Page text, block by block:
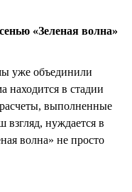
«Зеленая волна»
уже объединили
находится в стадии
выполненные
нуждается в
волна» не просто